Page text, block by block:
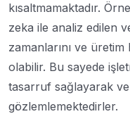
kısaltmamaktadır.
zeka ile analiz edilen
zamanlarını ve üretim
olabilir. Bu sayede
tasarruf sağlayarak
gözlemlemektedirler.